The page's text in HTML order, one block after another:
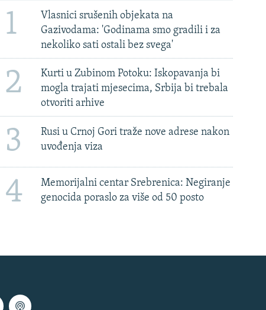
1
Vlasnici srušenih objekata na
Gazivodama: 'Godinama smo gradili i za
nekoliko sati ostali bez svega'
2
Kurti u Zubinom Potoku: Iskopavanja bi
mogla trajati mjesecima, Srbija bi trebala
otvoriti arhive
3
Rusi u Crnoj Gori traže nove adrese nakon
uvođenja viza
4
Memorijalni centar Srebrenica: Negiranje
genocida poraslo za više od 50 posto